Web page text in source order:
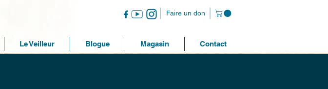
Faire un don
Le Veilleur Blogue Magasin Contact